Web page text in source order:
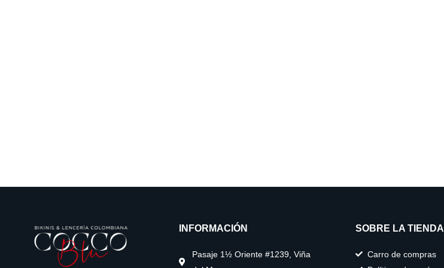
INFORMACIÓN
Pasaje 1½ Oriente #1239, Viña
SOBRE LA TIENDA
Carro de compras